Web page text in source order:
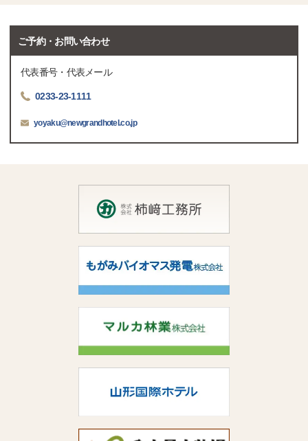
ご予約・お問い合わせ
代表番号・代表メール
0233-23-1111
yoyaku@newgrandhotel.co.jp